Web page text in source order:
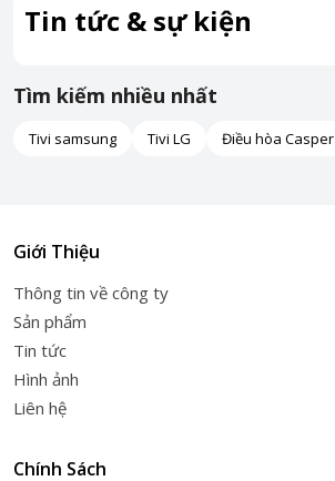
Tin tức & sự kiện
Tìm kiếm nhiều nhất
Tivi samsung Tivi LG Điều hòa Casper
Giới Thiệu
Thông tin về công ty
Sản phẩm
Tin tức
Hình ảnh
Liên hệ
Chính Sách